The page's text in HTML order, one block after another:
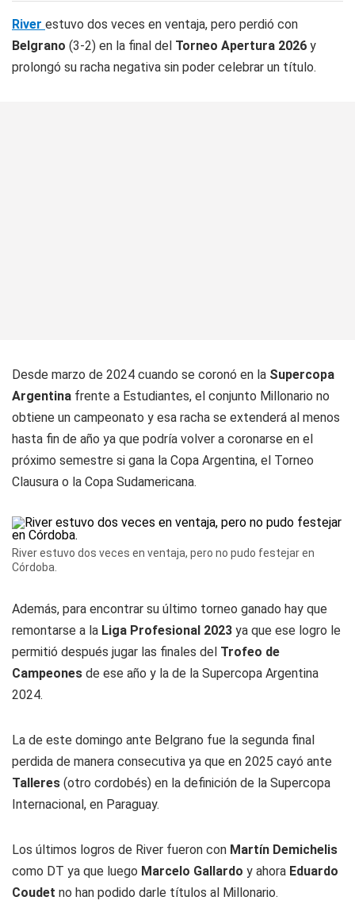
River estuvo dos veces en ventaja, pero perdió con
Belgrano (3-2) en la final del Torneo Apertura 2026 y
prolongó su racha negativa sin poder celebrar un título.
Desde marzo de 2024 cuando se coronó en la Supercopa
Argentina frente a Estudiantes, el conjunto Millonario no
obtiene un campeonato y esa racha se extenderá al menos
hasta fin de año ya que podría volver a coronarse en el
próximo semestre si gana la Copa Argentina, el Torneo
Clausura o la Copa Sudamericana.
River estuvo dos veces en ventaja, pero no pudo festejar en
Córdoba.
Además, para encontrar su último torneo ganado hay que
remontarse a la Liga Profesional 2023 ya que ese logro le
permitió después jugar las finales del Trofeo de
Campeones de ese año y la de la Supercopa Argentina
2024.
La de este domingo ante Belgrano fue la segunda final
perdida de manera consecutiva ya que en 2025 cayó ante
Talleres (otro cordobés) en la definición de la Supercopa
Internacional, en Paraguay.
Los últimos logros de River fueron con Martín Demichelis
como DT ya que luego Marcelo Gallardo y ahora Eduardo
Coudet no han podido darle títulos al Millonario.